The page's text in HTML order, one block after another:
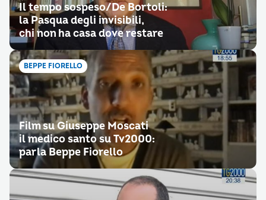
Il tempo sospeso/De Bortoli:
la Pasqua degli invisibili,
chi non ha casa dove restare
BEPPE FIORELLO
Film su Giuseppe Moscati
il medico santo su Tv2000:
parla Beppe Fiorello